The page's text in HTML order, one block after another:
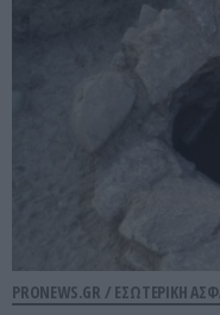
PRONEWS.GR / ΕΣΩΤΕΡΙΚΗ